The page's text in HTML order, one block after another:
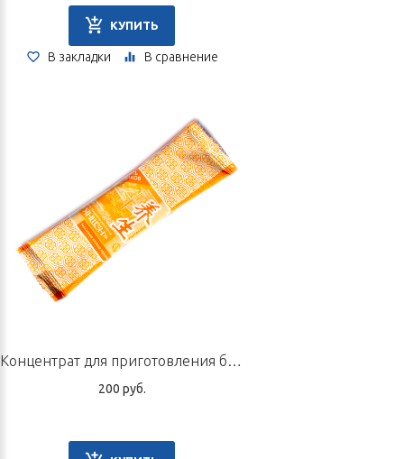
КУПИТЬ
В закладки В сравнение
Концентрат для приготовления быстрорастворимого напитка «Пять злаков», пакетик 20 г
200 руб.